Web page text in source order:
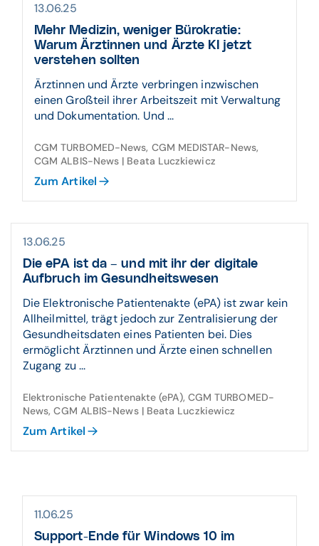
13.06.25
Mehr Medizin, weniger Bürokratie:
Warum Ärztinnen und Ärzte KI jetzt
verstehen sollten
Ärztinnen und Ärzte verbringen inzwischen
einen Großteil ihrer Arbeitszeit mit Verwaltung
und Dokumentation. Und ...
CGM TURBOMED-News, CGM MEDISTAR-News,
CGM ALBIS-News | Beata Luczkiewicz
Zum Artikel
13.06.25
Die ePA ist da – und mit ihr der digitale
Aufbruch im Gesundheitswesen
Die Elektronische Patientenakte (ePA) ist zwar kein
Allheilmittel, trägt jedoch zur Zentralisierung der
Gesundheitsdaten eines Patienten bei. Dies
ermöglicht Ärztinnen und Ärzte einen schnellen
Zugang zu ...
Elektronische Patientenakte (ePA), CGM TURBOMED-
News, CGM ALBIS-News | Beata Luczkiewicz
Zum Artikel
11.06.25
Support-Ende für Windows 10 im